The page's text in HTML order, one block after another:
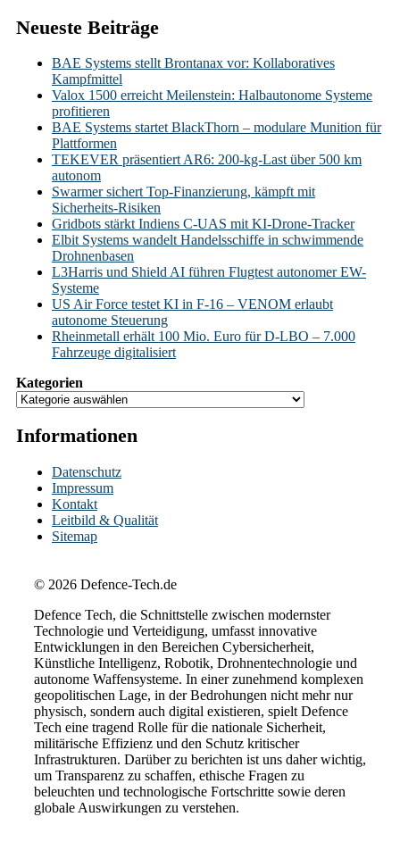
Neueste Beiträge
BAE Systems stellt Brontanax vor: Kollaboratives
Kampfmittel
Valox 1500 erreicht Meilenstein: Halbautonome Systeme
profitieren
BAE Systems startet BlackThorn – modulare Munition für
Plattformen
TEKEVER präsentiert AR6: 200-kg-Last über 500 km
autonom
Swarmer sichert Top-Finanzierung, kämpft mit
Sicherheits-Risiken
Gridbots stärkt Indiens C-UAS mit KI-Drone-Tracker
Elbit Systems wandelt Handelsschiffe in schwimmende
Drohnenbasen
L3Harris und Shield AI führen Flugtest autonomer EW-
Systeme
US Air Force testet KI in F-16 – VENOM erlaubt
autonome Steuerung
Rheinmetall erhält 100 Mio. Euro für D-LBO – 7.000
Fahrzeuge digitalisiert
Kategorien
Informationen
Datenschutz
Impressum
Kontakt
Leitbild & Qualität
Sitemap
© 2026 Defence-Tech.de
Defence Tech, die Schnittstelle zwischen modernster
Technologie und Verteidigung, umfasst innovative
Entwicklungen in den Bereichen Cybersicherheit,
Künstliche Intelligenz, Robotik, Drohnentechnologie und
autonome Waffensysteme. In einer zunehmend komplexen
geopolitischen Lage, in der Bedrohungen nicht mehr nur
physisch, sondern auch digital existieren, spielt Defence
Tech eine tragend Rolle für die nationale Sicherheit,
militärische Effizienz und den Schutz kritischer
Infrastrukturen. Darüber zu berichten ist uns daher wichtig,
um Transparenz zu schaffen, ethische Fragen zu
beleuchten und technologische Fortschritte sowie deren
globale Auswirkungen zu verstehen.